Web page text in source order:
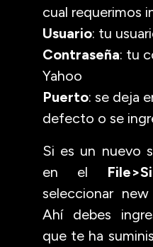
cual requerimos
Usuario: tu
Contraseña: tu
Yahoo
Puerto: se deja
defecto o se
Si es un nuevo
en el
seleccionar
Ahí debes
que te ha